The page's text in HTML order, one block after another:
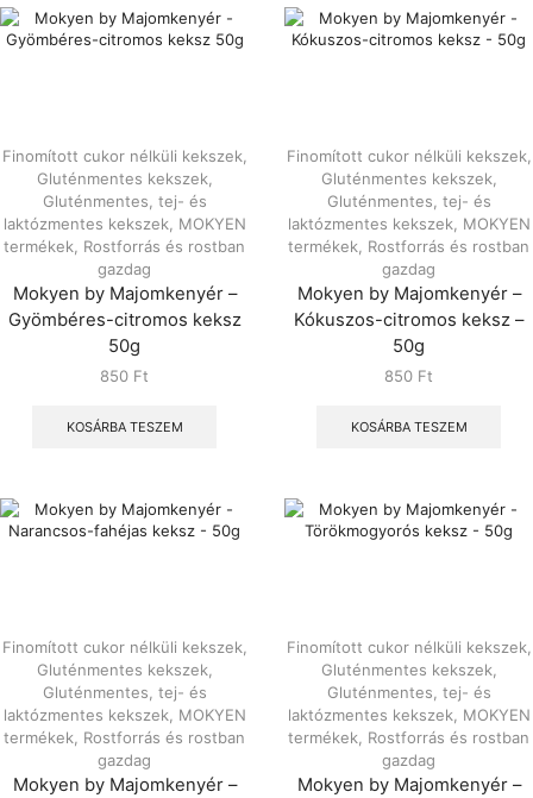
Finomított cukor nélküli kekszek
Gluténmentes kekszek
Gluténmentes, tej- és
laktózmentes kekszek
MOKYEN
termékek
Rostforrás és rostban
gazdag
Mokyen by Majomkenyér –
Gyömbéres-citromos keksz
50g
850 Ft
KOSÁRBA TESZEM
Finomított cukor nélküli kekszek
Gluténmentes kekszek
Gluténmentes, tej- és
laktózmentes kekszek
MOKYEN
termékek
Rostforrás és rostban
gazdag
Mokyen by Majomkenyér –
Kókuszos-citromos keksz –
50g
850 Ft
KOSÁRBA TESZEM
Finomított cukor nélküli kekszek,
Gluténmentes kekszek,
Gluténmentes, tej- és
laktózmentes kekszek, MOKYEN
termékek, Rostforrás és rostban
gazdag
Mokyen by Majomkenyér –
Finomított cukor nélküli kekszek,
Gluténmentes kekszek,
Gluténmentes, tej- és
laktózmentes kekszek, MOKYEN
termékek, Rostforrás és rostban
gazdag
Mokyen by Majomkenyér –